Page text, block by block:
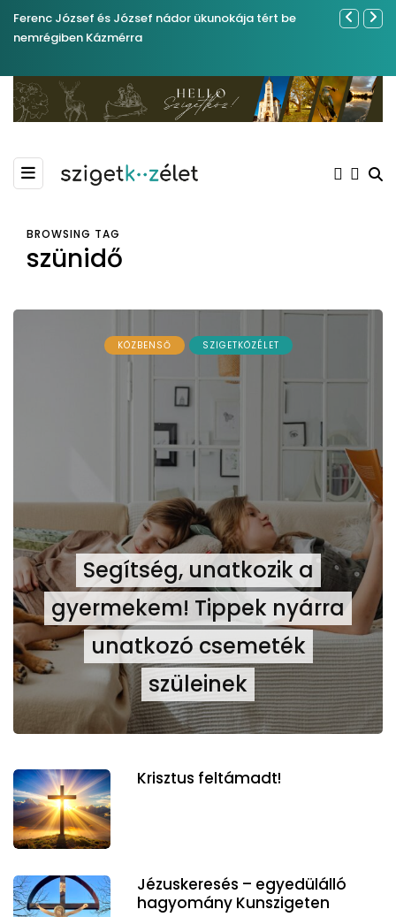
Ferenc József és József nádor ükunokája tért be
nemrégiben Kázmérra
Év
BROWSING TAG
szünidő
KÖZBENSŐ SZIGETKÖZÉLET
Segítség, unatkozik a
gyermekem! Tippek nyárra
unatkozó csemeték
szüleinek
Krisztus feltámadt!
Jézuskeresés – egyedülálló
hagyomány Kunszigeten